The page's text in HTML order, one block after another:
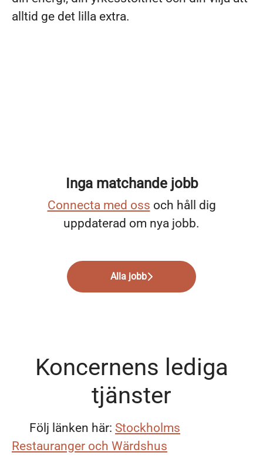
alltid ge det lilla extra.
Inga matchande jobb
Connecta med oss och håll dig
uppdaterad om nya jobb.
Alla jobb
Koncernens lediga
tjänster
Följ länken här: Stockholms
Restauranger och Wärdshus